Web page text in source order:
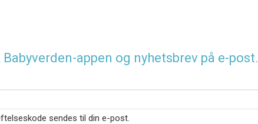
appen og nyhetsbrev på e-post.
sendes til din e-post.